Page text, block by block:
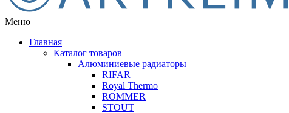
Меню
Главная
Каталог товаров
Алюминиевые радиаторы
RIFAR
Royal Thermo
ROMMER
STOUT